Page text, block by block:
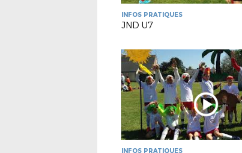
INFOS PRATIQUES
JND U7
INFOS PRATIQUES